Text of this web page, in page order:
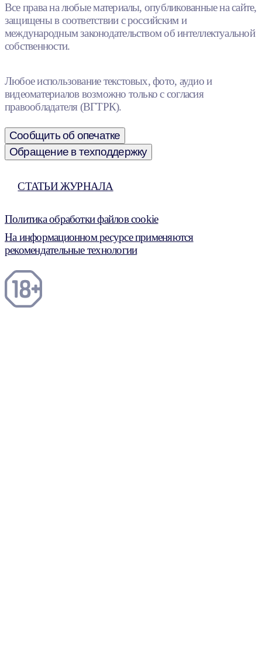
Все права на любые материалы, опубликованные на сайте,
защищены в соответствии с российским и
международным законодательством об интеллектуальной
собственности.
Любое использование текстовых, фото, аудио и
видеоматериалов возможно только с согласия
правообладателя (ВГТРК).
Сообщить об опечатке
Обращение в техподдержку
СТАТЬИ ЖУРНАЛА
Политика обработки файлов cookie
На информационном ресурсе применяются
рекомендательные технологии